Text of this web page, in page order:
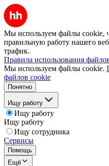
Мы используем файлы cookie,
правильную работу нашего
трафик.
Правила использования
Мы используем файлы cookie.
файлов cookie
Понятно
Ищу работу
Ищу работу
Ищу работу
Ищу сотрудника
Сервисы
Помощь
Ещё